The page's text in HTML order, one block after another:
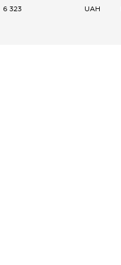
6 323 UAH